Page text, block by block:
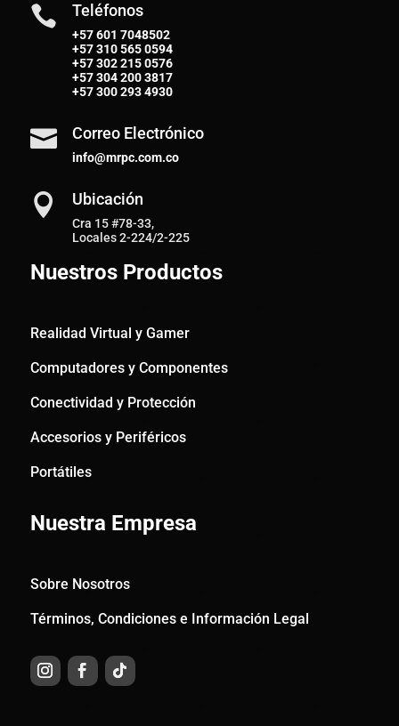
 Teléfonos
+57 601 7048502
+57310 565 0594
+57302 215 0576
+57304 200 3817
+57300 293 4930
 Correo Electrónico
info@mrpc.com.co
 Ubicación
Cra 15 #78-33,
Locales 2-224/2-225
Nuestros Productos
Realidad Virtual y Gamer
Computadores y Componentes
Conectividad y Protección
Accesorios y Periféricos
Portátiles
Nuestra Empresa
Sobre Nosotros
Términos, Condiciones e Información Legal